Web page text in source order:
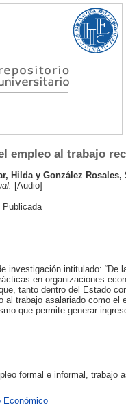
empleo al trabajo
Hilda y González Rosales,
[Audio]
Publicada
investigación intitulado: “De
en organizaciones
tanto dentro del Estado
al trabajo asalariado como el
que permite generar
formal e informal, trabajo
Económico